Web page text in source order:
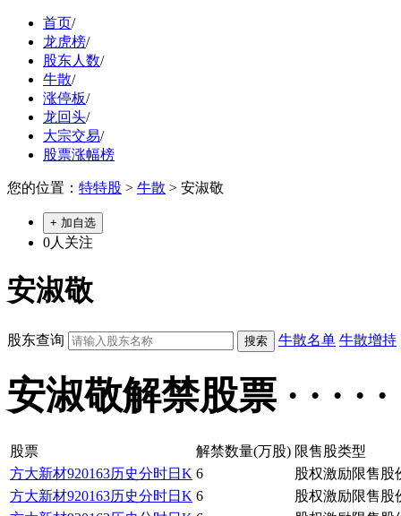
首页/
龙虎榜/
股东人数/
牛散/
涨停板/
龙回头/
大宗交易/
股票涨幅榜
您的位置： 特特股 > 牛散 > 安淑敬
+ 加自选
0人关注
安淑敬
股东查询 牛散名单 牛散增持
安淑敬解禁股票 · · · · ·
股票 解禁数量(万股) 限售股类型
方大新材920163历史分时日K 6
股权激励限售股
方大新材920163历史分时日K 6
股权激励限售股